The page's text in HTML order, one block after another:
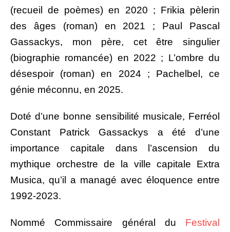
(recueil de poèmes) en 2020 ; Frikia pèlerin
des âges (roman) en 2021 ; Paul Pascal
Gassackys, mon père, cet être singulier
(biographie romancée) en 2022 ; L’ombre du
désespoir (roman) en 2024 ; Pachelbel, ce
génie méconnu, en 2025.
Doté d’une bonne sensibilité musicale, Ferréol
Constant Patrick Gassackys a été d’une
importance capitale dans l’ascension du
mythique orchestre de la ville capitale Extra
Musica, qu’il a managé avec éloquence entre
1992-2023.
Nommé Commissaire général du Festival